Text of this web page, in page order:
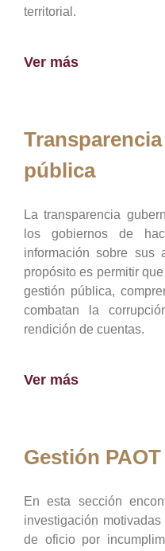
territorial.
Ver más
pública
La transparencia
los gobiernos de
información sobre sus
propósito es permitir
gestión pública,
combatan la
rendición de cuentas.
Ver más
Gestión PAOT
En esta sección
investigación
de oficio por